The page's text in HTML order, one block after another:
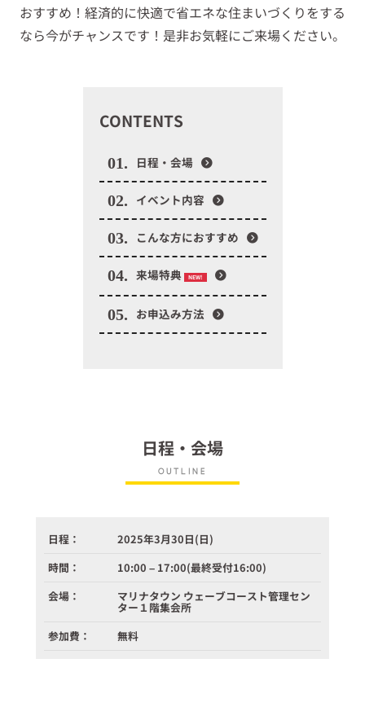
おすすめ！経済的に快適で省エネな住まいづくりをする
なら今がチャンスです！是非お気軽にご来場ください。
CONTENTS
01. 日程・会場
02. イベント内容
03. こんな方におすすめ
04. 来場特典 NEW!
05. お申込み方法
日程・会場
OUTLINE
日程：
2025年3月30日(日)
時間：
10:00 – 17:00(最終受付16:00)
会場：
マリナタウン ウェーブコースト管理セン
ター１階集会所
参加費：
無料